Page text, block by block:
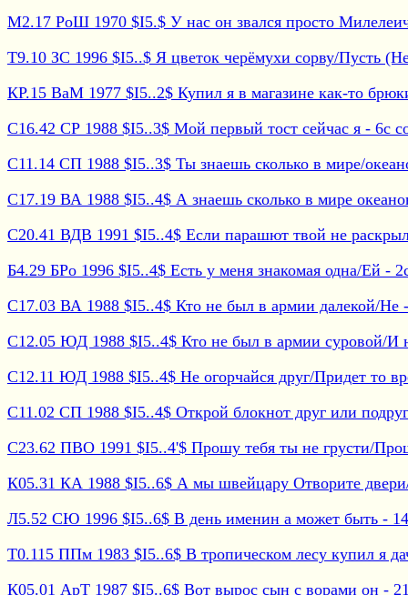
М2.17 РоШ 1970 $I5.$ У нас он звался просто
Т9.10 ЗС 1996 $I5..$ Я цветок черёмухи сорву/Пусть
КР.15 ВаМ 1977 $I5..2$ Купил я в магазине как-то
С16.42 СР 1988 $I5..3$ Мой первый тост сейчас я - 6с
С11.14 СП 1988 $I5..3$ Ты знаешь сколько в мире/
С17.19 ВА 1988 $I5..4$ А знаешь сколько в мире
С20.41 ВДВ 1991 $I5..4$ Если парашют твой не
Б4.29 БРо 1996 $I5..4$ Есть у меня знакомая одна/Ей -
С17.03 ВА 1988 $I5..4$ Кто не был в армии далекой/Не
С12.05 ЮД 1988 $I5..4$ Кто не был в армии суровой/И
С12.11 ЮД 1988 $I5..4$ Не огорчайся друг/Придет то
С11.02 СП 1988 $I5..4$ Открой блокнот друг или
С23.62 ПВО 1991 $I5..4'$ Прошу тебя ты не грусти/
К05.31 КА 1988 $I5..6$ А мы швейцару Отворите
Л5.52 СЮ 1996 $I5..6$ В день именин а может быть -
Т0.115 ППм 1983 $I5..6$ В тропическом лесу купил я
К05.01 АрТ 1987 $I5..6$ Вот вырос сын с ворами он -